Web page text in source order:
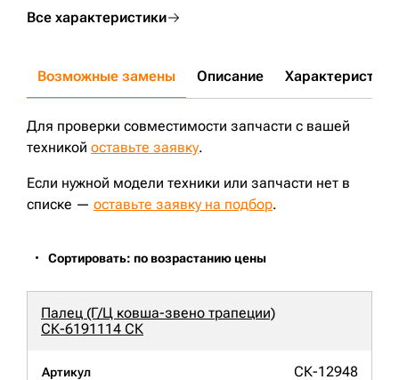
Все характеристики
Возможные замены Описание Характеристики
Для проверки совместимости запчасти с вашей
техникой оставьте заявку.
Если нужной модели техники или запчасти нет в
списке — оставьте заявку на подбор.
Сортировать: по возрастанию цены
Палец (Г/Ц ковша-звено трапеции)
СК-6191114 СК
Артикул СК-12948